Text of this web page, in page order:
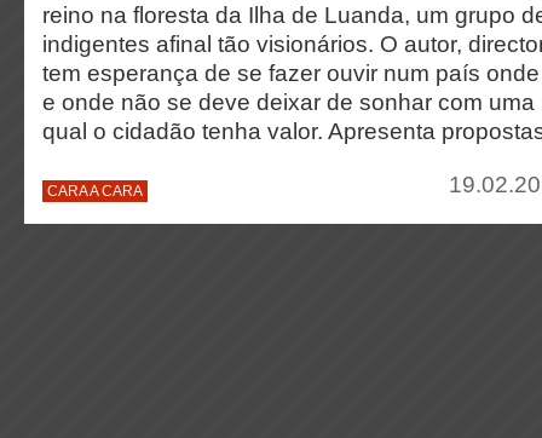
reino na floresta da Ilha de Luanda, um grupo
indigentes afinal tão visionários. O autor,
tem esperança de se fazer ouvir num país
e onde não se deve deixar de sonhar com
qual o cidadão tenha valor. Apresenta
CARA A CARA